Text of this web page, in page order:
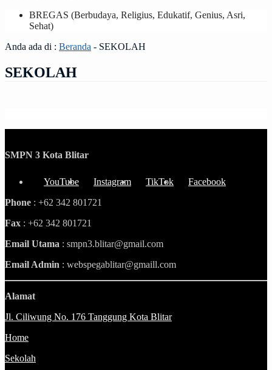
BREGAS (Berbudaya, Religius, Edukatif, Genius, Asri,
Sehat)
Anda ada di : Beranda - SEKOLAH
SEKOLAH
SMPN 3 Kota Blitar
YouTube Instagram TikTok
Facebook
Phone : +62 342 801721
Fax : +62 342 801721
Email Utama : smpn3.blitar@gmail.com
Email Admin : webspegablitar@gmaill.com
Alamat
Jl. Ciliwung No. 176 Tanggung Kota Blitar
Home
Sekolah